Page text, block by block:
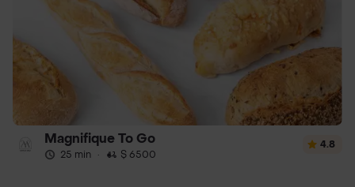
Magnifique To Go
25 min · $ 6500
4.8